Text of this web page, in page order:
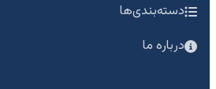
دسته‌بندی‌ها
درباره ما